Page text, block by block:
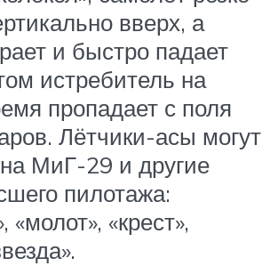
вверх, а
и быстро падает
истребитель на
пропадает с поля
Лётчики-асы могут
МиГ-29 и другие
пилотажа:
«крест»,